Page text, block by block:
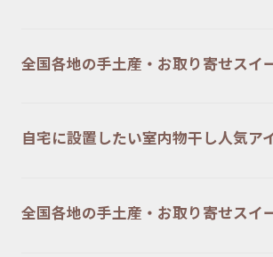
全国各地の手土産・お取り寄せスイ
自宅に設置したい室内物干し人気ア
全国各地の手土産・お取り寄せスイ